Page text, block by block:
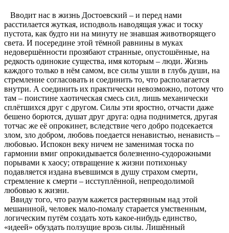
Вводит нас в жизнь Достоевский – и перед нами
расстилается жуткая, исподволь наводящая ужас и тоску
пустота, как будто ни на минуту не знавшая животворящего
света. И посередине этой тёмной равнины в муках
недовершённости прозябают странные, опустошённые, на
редкость одинокие существа, имя которым – люди. Жизнь
каждого только в нём самом, все силы ушли в глубь души, на
стремление согласовать и соединить то, что располагается
внутри. А соединить их практически невозможно, потому что
там – поистине хаотическая смесь сил, лишь механически
сплётшихся друг с другом. Силы эти яростно, отчасти даже
бешено борются, душат друг друга: одна поднимется, другая
тотчас же её опрокинет, вследствие чего добро подсекается
злом, зло добром, любовь поедается ненавистью, ненависть –
любовью. Испокон веку ничем не заменимая тоска по
гармонии вмиг опрокидывается болезненно-судорожными
порывами к хаосу; отвращение к жизни потихоньку
подавляется издана въевшимся в душу страхом смерти,
стремление к смерти – исступлённой, непреодолимой
любовью к жизни.
Ввиду того, что разум кажется растерянным над этой
мешаниной, человек мало-помалу старается умственным,
логическим путём создать хоть какое-нибудь единство,
«идеей» обуздать ползущие врозь силы. Лишённый